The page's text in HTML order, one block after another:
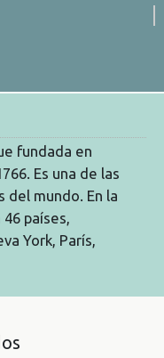
fundada en
Es una de las
del mundo. En la
países,
York, París,